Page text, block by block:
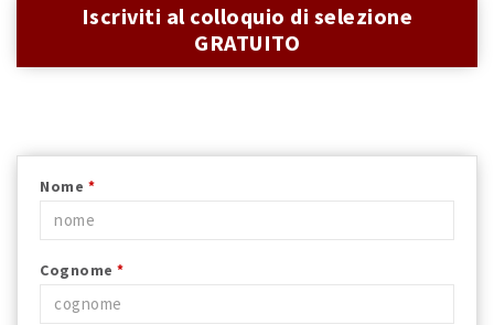
Iscriviti al colloquio di selezione
GRATUITO
Nome *
Cognome *